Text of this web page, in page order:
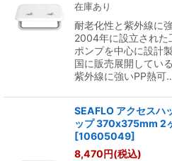
在庫あり
耐老化性と紫外線に
2004年に設立された
ポンプを中心に設計
国に販売展開してい
紫外線に強いPP熱可
SEAFLO アクセスハ
ップ 370x375mm 2
[10605049]
8,470円(税込)